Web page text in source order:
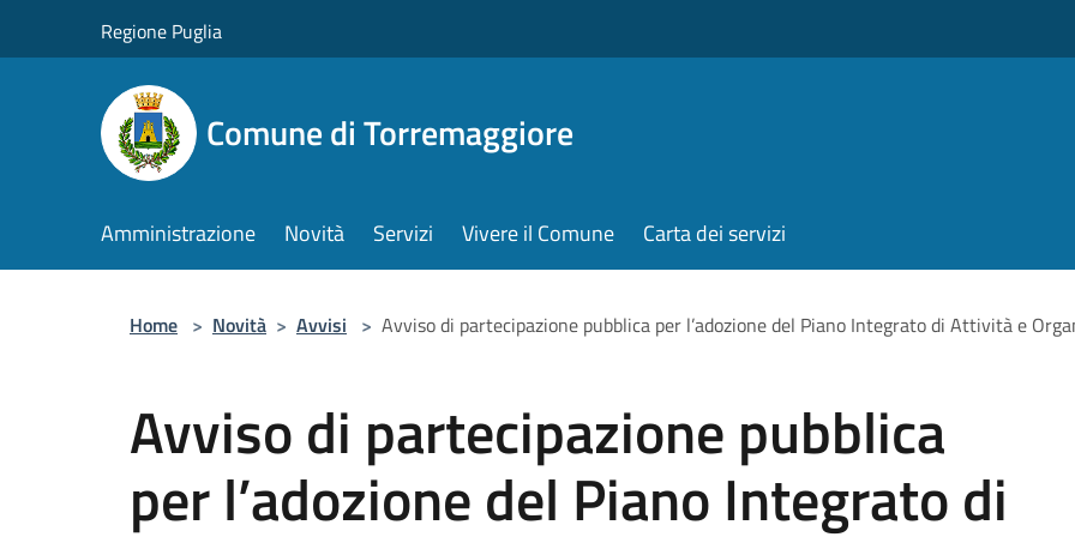
Regione Puglia
Comune di Torremaggiore
Amministrazione Novità Servizi Vivere il Comune Carta dei servizi
Home > Novità > Avvisi > Avviso di partecipazione pubblica per l’adozione del Piano Integrato di Attività e
Avviso di partecipazione pubblica
per l’adozione del Piano Integrato di